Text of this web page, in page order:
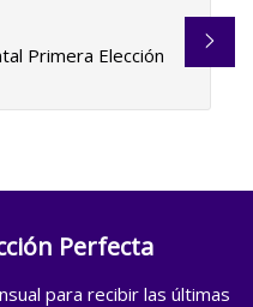
Primera Elección
Perfecta
para recibir las últimas